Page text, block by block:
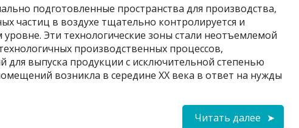
подготовленные пространства для производства,
частиц в воздухе тщательно контролируется и
Эти технологические зоны стали неотъемлемой
производственных процессов,
для выпуска продукции с исключительной степенью
возникла в середине XX века в ответ на нужды
Читать далее